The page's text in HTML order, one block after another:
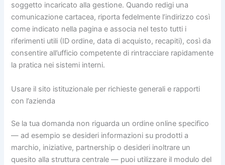
soggetto incaricato alla gestione. Quando redigi una
comunicazione cartacea, riporta fedelmente l’indirizzo così
come indicato nella pagina e associa nel testo tutti i
riferimenti utili (ID ordine, data di acquisto, recapiti), così da
consentire all’ufficio competente di rintracciare rapidamente
la pratica nei sistemi interni.
Usare il sito istituzionale per richieste generali e rapporti
con l’azienda
Se la tua domanda non riguarda un ordine online specifico
— ad esempio se desideri informazioni su prodotti a
marchio, iniziative, partnership o desideri inoltrare un
quesito alla struttura centrale — puoi utilizzare il modulo del